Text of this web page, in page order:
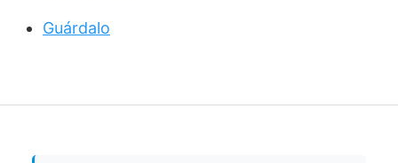
Guárdalo